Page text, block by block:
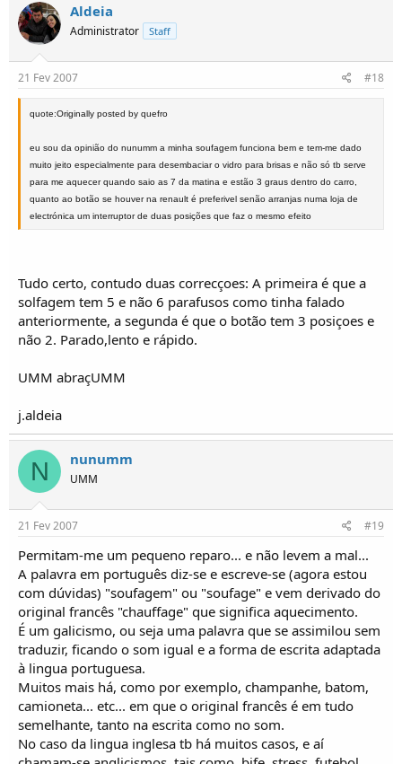
Aldeia
Administrator Staff
21 Fev 2007 #18
quote:Originally posted by quefro
eu sou da opinião do nunumm a minha soufagem funciona bem e tem-me dado
muito jeito especialmente para desembaciar o vidro para brisas e não só tb serve
para me aquecer quando saio as 7 da matina e estão 3 graus dentro do carro,
quanto ao botão se houver na renault é preferivel senão arranjas numa loja de
electrónica um interruptor de duas posições que faz o mesmo efeito
Tudo certo, contudo duas correcçoes: A primeira é que a
solfagem tem 5 e não 6 parafusos como tinha falado
anteriormente, a segunda é que o botão tem 3 posiçoes e
não 2. Parado,lento e rápido.
UMM abraçUMM
j.aldeia
N nunumm
UMM
21 Fev 2007 #19
Permitam-me um pequeno reparo... e não levem a mal...
A palavra em português diz-se e escreve-se (agora estou
com dúvidas) "soufagem" ou "soufage" e vem derivado do
original francês "chauffage" que significa aquecimento.
É um galicismo, ou seja uma palavra que se assimilou sem
traduzir, ficando o som igual e a forma de escrita adaptada
à lingua portuguesa.
Muitos mais há, como por exemplo, champanhe, batom,
camioneta... etc... em que o original francês é em tudo
semelhante, tanto na escrita como no som.
No caso da lingua inglesa tb há muitos casos, e aí